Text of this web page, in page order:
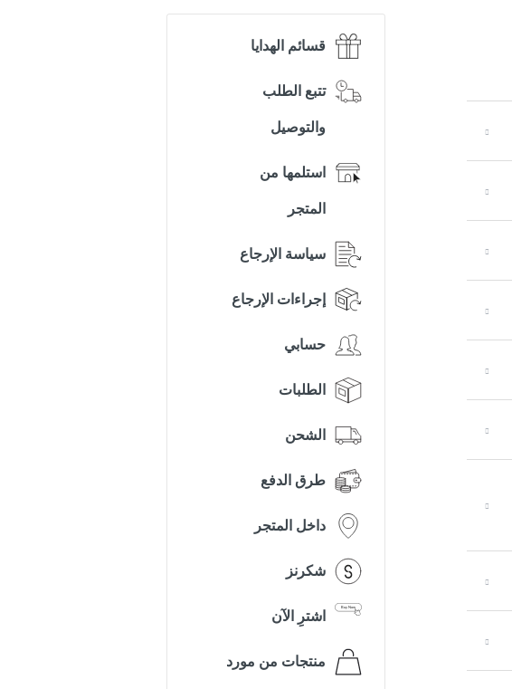
قسائم الهدايا
تتبع الطلب
والتوصيل
استلمها من
المتجر
سياسة الإرجاع
إجراءات الإرجاع
حسابي
الطلبات
الشحن
طرق الدفع
داخل المتجر
شكرنز
اشترِ الآن
منتجات من مورد